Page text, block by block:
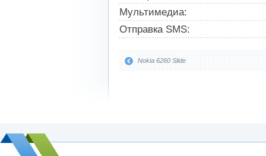
Мультимедиа:
Отправка SMS:
Nokia 6260 Slide